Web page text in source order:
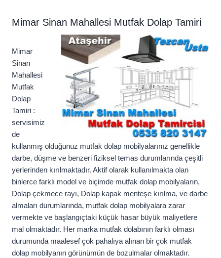
Mimar Sinan Mahallesi Mutfak Dolap Tamiri
Mimar
Sinan
Mahallesi
Mutfak
Dolap
Tamiri :
servisimiz
de
kullanmış olduğunuz mutfak dolap mobilyalarınız genellikle
darbe, düşme ve benzeri fiziksel temas durumlarında çeşitli
yerlerinden kırılmaktadır. Aktif olarak kullanılmakta olan
binlerce farklı model ve biçimde mutfak dolap mobilyaların,
Dolap çekmece rayı, Dolap kapak menteşe kırılma, ve darbe
almaları durumlarında, mutfak dolap mobilyalara zarar
vermekte ve başlangıçtaki küçük hasar büyük maliyetlere
mal olmaktadır. Her marka mutfak dolabının farklı olması
durumunda maalesef çok pahalıya alınan bir çok mutfak
dolap mobilyanın görünümün de bozulmalar olmaktadır.